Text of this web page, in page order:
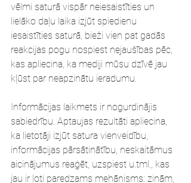
vēlmi saturā vispār neiesaistīties un
lielāko daļu laika izjūt spiedienu
iesaistīties saturā, bieži vien pat gadās
reakcijas pogu nospiest nejaušības pēc,
kas apliecina, ka mediji mūsu dzīvē jau
kļūst par neapzinātu ieradumu.
Informācijas laikmets ir nogurdinājis
sabiedrību. Aptaujas rezultāti apliecina,
ka lietotāji izjūt satura vienveidību,
informācijas pārsātinātību, neskaitāmus
aicinājumus reaģēt, uzspiest u.tml., kas
jau ir ļoti paredzams mehānisms: zinām,